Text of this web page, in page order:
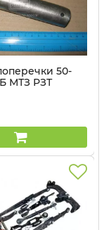
50-
МТЗ РЗТ